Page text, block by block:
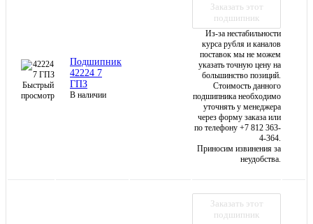
Быстрый
просмотр
Подшипник
42224 7
ГПЗ
В наличии
Заказать этот
подшипник
Из-за нестабильности
курса рубля и каналов
поставок мы не можем
указать точную цену на
большинство позиций.
Стоимость данного
подшипника необходимо
уточнять у менеджера
через форму заказа или
по телефону +7 812 363-
4-364.
Приносим извинения за
неудобства.
Заказать этот
подшипник